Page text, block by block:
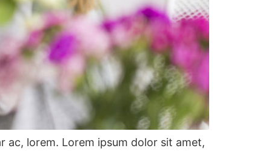
ac, lorem. Lorem ipsum dolor sit amet,